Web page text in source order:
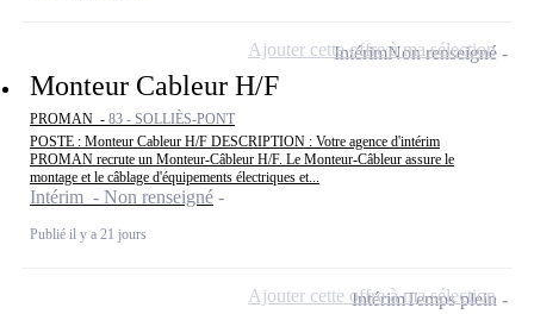
Monteur Cableur H/F
PROMAN - 83 - SOLLIÈS-PONT
POSTE : Monteur Cableur H/F DESCRIPTION : Votre agence d'intérim
PROMAN recrute un Monteur-Câbleur H/F. Le Monteur-Câbleur assure le
montage et le câblage d'équipements électriques et...
Intérim - Non renseigné
Publié il y a 21 jours
IntérimNon renseigné
Ajouter cette offre à ma sélection
IntérimTemps plein
Ajouter cette offre à ma sélection